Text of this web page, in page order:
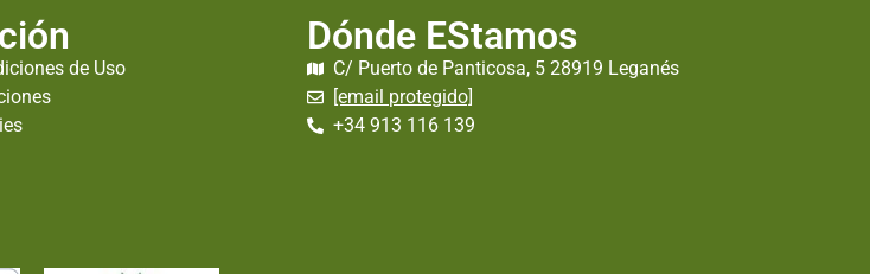
de Uso
Dónde EStamos
C/ Puerto de Panticosa, 5 28919 Leganés
[email protegido]
+34 913 116 139